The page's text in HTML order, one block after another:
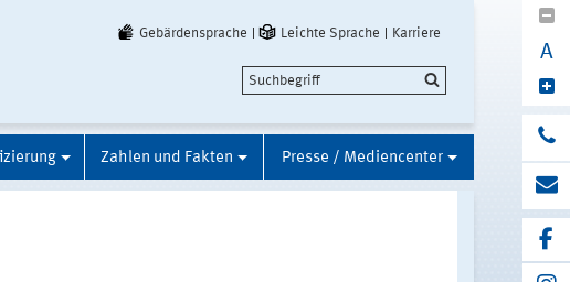
Gebärdensprache Leichte Sprache Karriere
A
Zahlen und Fakten Presse / Mediencenter